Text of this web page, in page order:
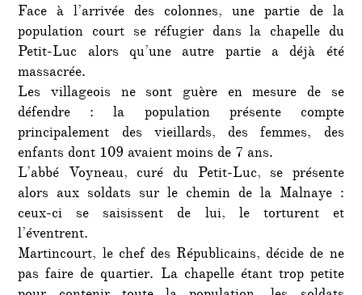
Face à l’arrivée des colonnes, une partie de la
population court se réfugier dans la chapelle du
Petit-Luc alors qu’une autre partie a déjà été
massacrée.
Les villageois ne sont guère en mesure de se
défendre : la population présente compte
principalement des vieillards, des femmes, des
enfants dont 109 avaient moins de 7 ans.
L’abbé Voyneau, curé du Petit-Luc, se présente
alors aux soldats sur le chemin de la Malnaye :
ceux-ci se saisissent de lui, le torturent et
l’éventrent.
Martincourt, le chef des Républicains, décide de ne
pas faire de quartier. La chapelle étant trop petite